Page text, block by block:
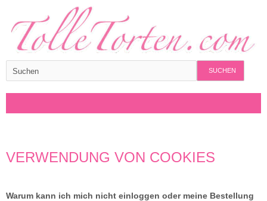
SUCHEN
VERWENDUNG VON COOKIES
Warum kann ich mich nicht einloggen oder meine Bestellung